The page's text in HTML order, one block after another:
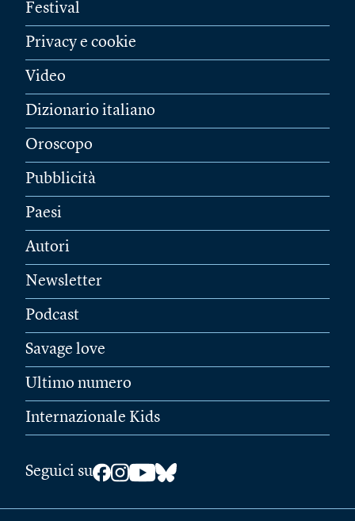
Festival
Privacy e cookie
Video
Dizionario italiano
Oroscopo
Pubblicità
Paesi
Autori
Newsletter
Podcast
Savage love
Ultimo numero
Internazionale Kids
Seguici su